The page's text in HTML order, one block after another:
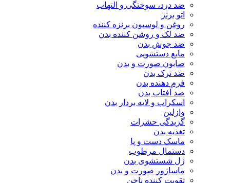
ضد درد، سوختگی و التهاب
اتو برنز
روغن و لوسیون برنزه کننده
ضد لک و روشن کننده بدن
ضد جوش بدن
مایع دستشویی
صابون صورت و بدن
ضد ترک بدن
فرم دهنده بدن
ضد آفتاب بدن
اسکراب و لایه بردار بدن
وازلین
گزیدگی حشرات
تغذیه بدن
ماسک دست و پا
دستمال مرطوب
ژل شستشوی بدن
ماساژور صورت و بدن
تقویت کننده ناخن